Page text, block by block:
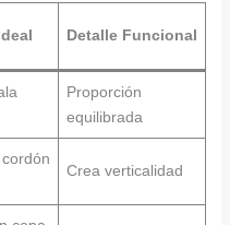
Detalle Funcional
Proporción
equilibrada
Crea verticalidad